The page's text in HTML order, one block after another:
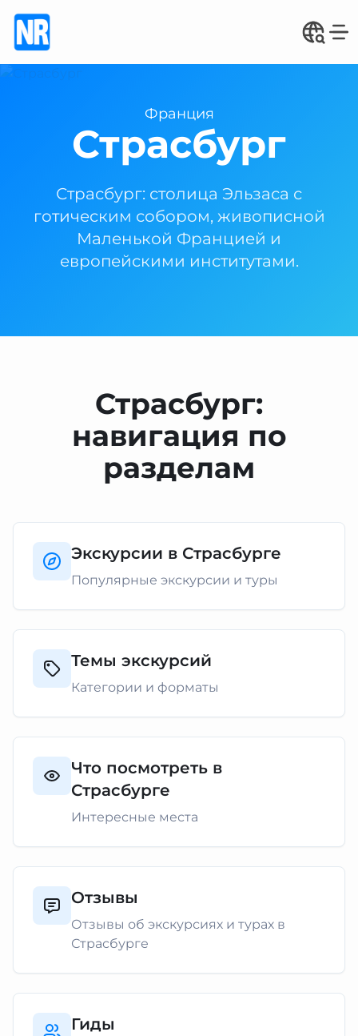
Франция
Страсбург
Страсбург: столица Эльзаса с
готическим собором, живописной
Маленькой Францией и
европейскими институтами.
Страсбург:
навигация по
разделам
Экскурсии в Страсбурге
Популярные экскурсии и туры
Темы экскурсий
Категории и форматы
Что посмотреть в
Страсбурге
Интересные места
Отзывы
Отзывы об экскурсиях и турах в
Страсбурге
Гиды